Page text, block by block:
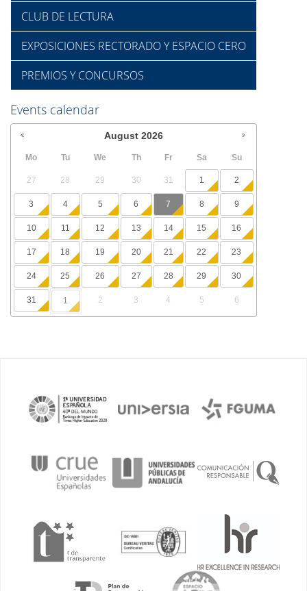
CLUB DE LECTURA
EXPOSICIONES RECTORADO Y ESPACIO CERO
PREMIOS Y CONCURSOS
Events calendar
August 2026
Mo Tu We Th Fr Sa Su
27 28 29 30 31 1 2
3 4 5 6 7 8 9
10 11 12 13 14 15 16
17 18 19 20 21 22 23
24 25 26 27 28 29 30
31 1 2 3 4 5 6